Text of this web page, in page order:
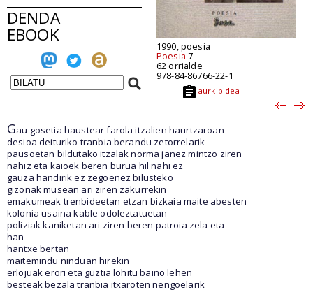
DENDA
EBOOK
1990, poesia
Poesia 7
62 orrialde
978-84-86766-22-1
aurkibidea
Gau gosetia haustear farola itzalien haurtzaroan
desioa deituriko tranbia berandu zetorrelarik
pausoetan bildutako itzalak norma janez mintzo ziren
nahiz eta kaioek beren burua hil nahi ez
gauza handirik ez zegoenez bilusteko
gizonak musean ari ziren zakurrekin
emakumeak trenbideetan etzan bizkaia maite abesten
kolonia usaina kable odoleztatuetan
poliziak kaniketan ari ziren beren patroia zela eta
han
hantxe bertan
maitemindu ninduan hirekin
erlojuak erori eta guztia lohitu baino lehen
besteak bezala tranbia itxaroten nengoelarik